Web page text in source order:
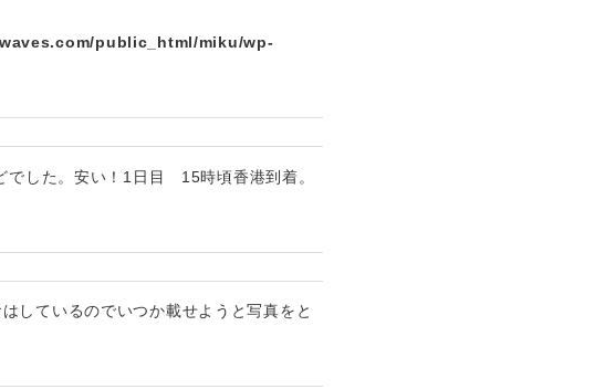
public_html/miku/wp-
でした。安い！1日目 15時頃香港到着。
しているのでいつか載せようと写真をと